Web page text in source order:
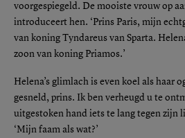
voorgespiegeld. De mooiste vrouw op
introduceert hen. ‘Prins Paris, mijn
van koning Tyndareus van Sparta.
zoon van koning Priamos.’
Helena’s glimlach is even koel als haar
gesneld, prins. Ik ben verheugd u te
uitgestoken hand iets te lang tegen zijn
‘Mijn faam als wat?’